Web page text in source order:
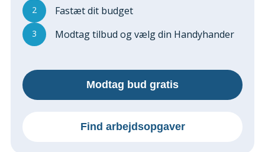
Udskiftning Og Montage
Om Materialer
Tips Og Tests
Montage Og Udskiftning
Reparation Og Vedligehold
2 Fastæt dit budget
3 Modtag tilbud og vælg din Handyhander
Modtag bud gratis
Find arbejdsopgaver